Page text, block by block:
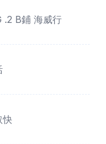
.2 B鋪 海威行
快